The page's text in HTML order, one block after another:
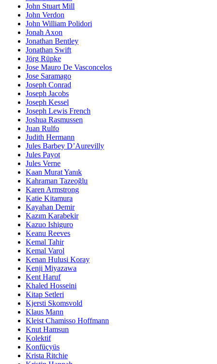
John Stuart Mill
John Verdon
John William Polidori
Jonah Axon
Jonathan Bentley
Jonathan Swift
Jörg Rüpke
Jose Mauro De Vasconcelos
Jose Saramago
Joseph Conrad
Joseph Jacobs
Joseph Kessel
Joseph Lewis French
Joshua Rasmussen
Juan Rulfo
Judith Hermann
Jules Barbey D’Aurevilly
Jules Payot
Jules Verne
Kaan Murat Yanık
Kahraman Tazeoğlu
Karen Armstrong
Katie Kitamura
Kayahan Demir
Kazım Karabekir
Kazuo Ishiguro
Keanu Reeves
Kemal Tahir
Kemal Varol
Kenan Hulusi Koray
Kenji Miyazawa
Kent Haruf
Khaled Hosseini
Kitap Setleri
Kjersti Skomsvold
Klaus Mann
Kleist Chamisso Hoffmann
Knut Hamsun
Kolektif
Konfüçyüs
Krista Ritchie